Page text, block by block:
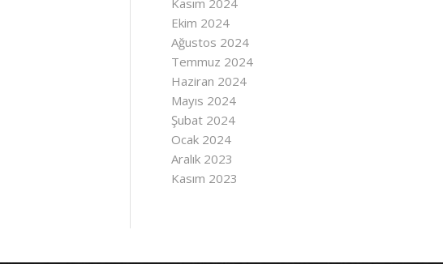
Kasım 2024
Ekim 2024
Ağustos 2024
Temmuz 2024
Haziran 2024
Mayıs 2024
Şubat 2024
Ocak 2024
Aralık 2023
Kasım 2023